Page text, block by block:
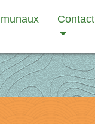
Contact